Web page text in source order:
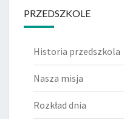
PRZEDSZKOLE
Historia przedszkola
Nasza misja
Rozkład dnia